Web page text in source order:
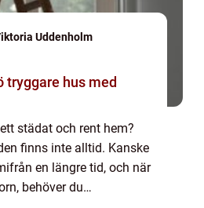
Uddenholm
städat och rent hem?
finns inte alltid. Kanske
en längre tid, och när
behöver du